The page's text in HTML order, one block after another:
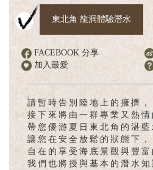
English
東北角 龍洞體驗潛水
FACEBOOK 分享
加入最愛
請暫時告別陸地上的擁擠，
接下來將由一群專業又熱情
帶您優游夏日東北角的湛藍
讓您在安全放鬆的狀態下，
自在的享受海底景觀與豐富
我們也將授與基本的潛水